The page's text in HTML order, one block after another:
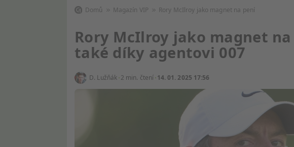
Domů Magazín VIP Rory McIlroy jako magnet na pení
Rory McIlroy jako magnet
také díky agentovi 007
D. Lužňák 2 min. čtení 14. 01. 2025 17:56